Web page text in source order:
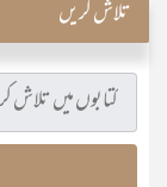
تلاش کریں